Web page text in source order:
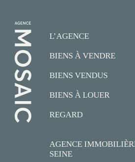
L’AGENCE
BIENS À VENDRE
BIENS VENDUS
BIENS À LOUER
REGARD
AGENCE
SEINE